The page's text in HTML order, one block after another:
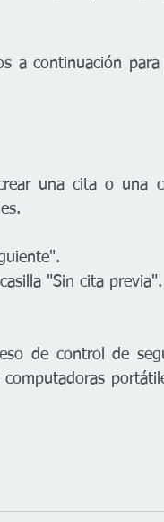
a continuación
una cita o una
"Sin cita previa".
de control de